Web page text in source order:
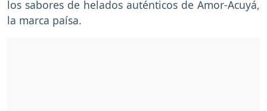
los sabores de helados auténticos de Amor-Acuyá,
la marca paísa.